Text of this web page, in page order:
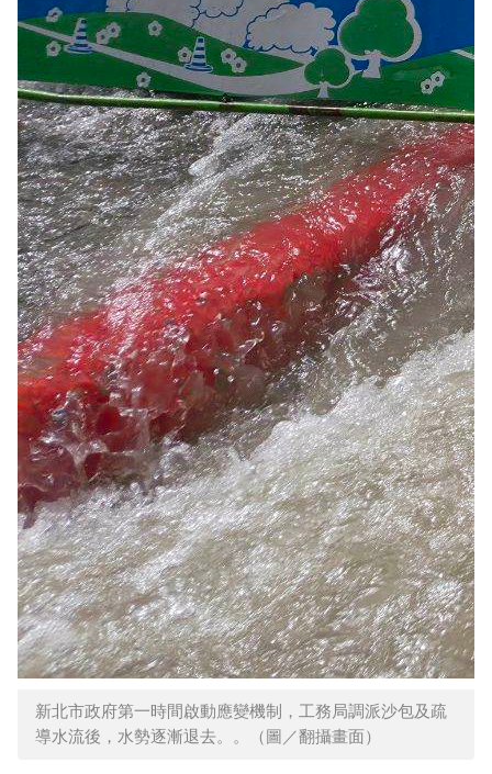
新北市政府第一時間啟動應變機制，工務局調派沙包及疏
導水流後，水勢逐漸退去。。（圖／翻攝畫面）